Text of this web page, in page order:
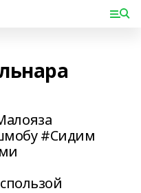
#Сидим